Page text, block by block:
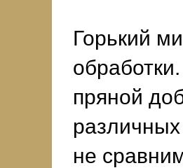
Горький
пряной
не